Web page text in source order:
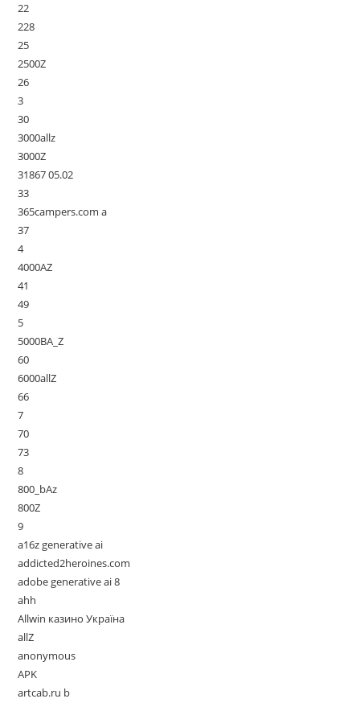
22
228
25
2500Z
26
3
30
3000allz
3000Z
31867 05.02
33
365campers.com a
37
4
4000AZ
41
49
5
5000BA_Z
60
6000allZ
66
7
70
73
8
800_bAz
800Z
9
a16z generative ai
addicted2heroines.com
adobe generative ai 8
ahh
Allwin казино Україна
allZ
anonymous
APK
artcab.ru b